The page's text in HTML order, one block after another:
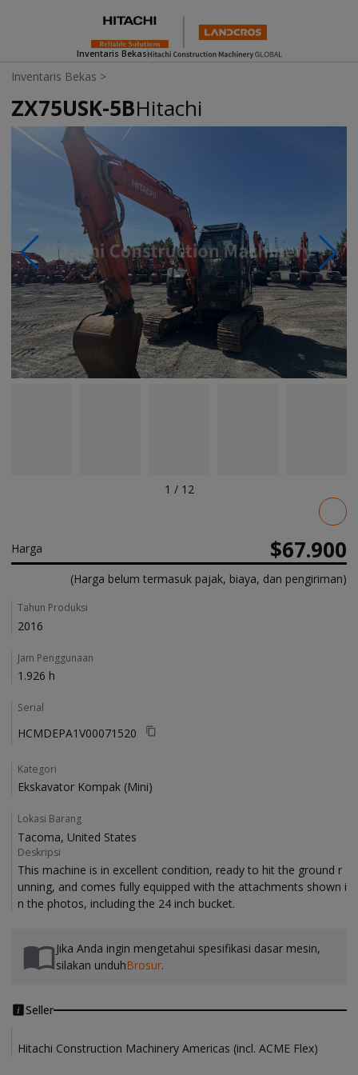
Inventaris Bekas
Inventaris Bekas >
ZX75USK-5BHitachi
Photos & Videos
1 / 12
Harga $67.900
(Harga belum termasuk pajak, biaya, dan pengiriman)
Details
Tahun Produksi
2016
Jam Penggunaan
1.926 h
Serial
HCMDEPA1V00071520
Kategori
Ekskavator Kompak (Mini)
Lokasi Barang
Tacoma, United States
Deskripsi
This machine is in excellent condition, ready to hit the ground r
unning, and comes fully equipped with the attachments shown i
Jika Anda ingin mengetahui spesifikasi dasar mesin,
silakan unduhBrosur.
Seller
Hitachi Construction Machinery Americas (incl. ACME Flex)